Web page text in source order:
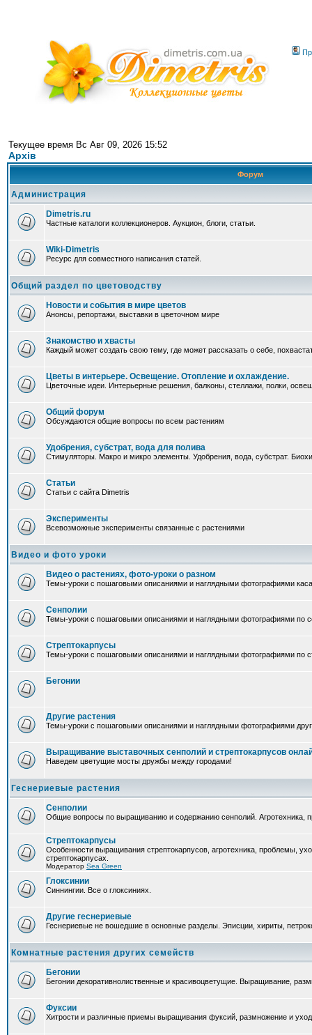
Текущее время Вс Авг 09, 2026 15:52
Архів
Форум
Администрация
Dimetris.ru
Частные каталоги коллекционеров. Аукцион, блоги, статьи.
Wiki-Dimetris
Ресурс для совместного написания статей.
Общий раздел по цветоводству
Новости и события в мире цветов
Анонсы, репортажи, выставки в цветочном мире
Знакомство и хвасты
Каждый может создать свою тему, где может рассказать о себе,
Цветы в интерьере. Освещение. Отопление и охлаждение.
Цветочные идеи. Интерьерные решения, балконы, стеллажи, полки,
Общий форум
Обсуждаются общие вопросы по всем растениям
Удобрения, субстрат, вода для полива
Стимуляторы. Макро и микро элементы. Удобрения, вода, субстрат.
Статьи
Статьи с сайта Dimetris
Эксперименты
Всевозможные эксперименты связанные с растениями
Видео и фото уроки
Видео о растениях, фото-уроки о разном
Темы-уроки с пошаговыми описаниями и наглядными фотографиями
Сенполии
Темы-уроки с пошаговыми описаниями и наглядными фотографиями по
Стрептокарпусы
Темы-уроки с пошаговыми описаниями и наглядными фотографиями по
Бегонии
Другие растения
Темы-уроки с пошаговыми описаниями и наглядными фотографиями
Выращивание выставочных сенполий и стрептокарпусов
Наведем цветущие мосты дружбы между городами!
Геснериевые растения
Сенполии
Общие вопросы по выращиванию и содержанию сенполий. Агротехника,
Стрептокарпусы
Особенности выращивания стрептокарпусов, агротехника, проблемы,
стрептокарпусах.
Модератор Sea Green
Глоксинии
Синнингии. Все о глоксиниях.
Другие геснериевые
Геснериевые не вошедшие в основные разделы. Эписции, хириты,
Комнатные растения других семейств
Бегонии
Бегонии декоративнолиственные и красивоцветущие. Выращивание,
Фуксии
Хитрости и различные приемы выращивания фуксий, размножение и